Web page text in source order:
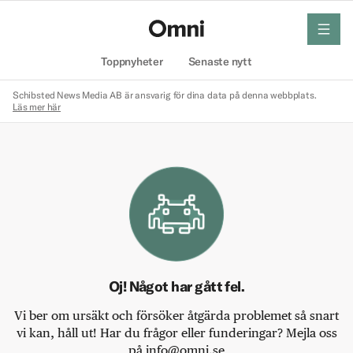
Toppnyheter Senaste nytt
meny
Schibsted News Media AB är ansvarig för dina data på denna webbplats.
Läs mer här
Oj! Något har gått fel.
Vi ber om ursäkt och försöker åtgärda problemet så snart
vi kan, håll ut! Har du frågor eller funderingar? Mejla oss